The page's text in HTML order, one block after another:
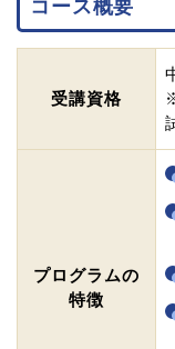
コース概要
受講資格
プログラムの
特徴